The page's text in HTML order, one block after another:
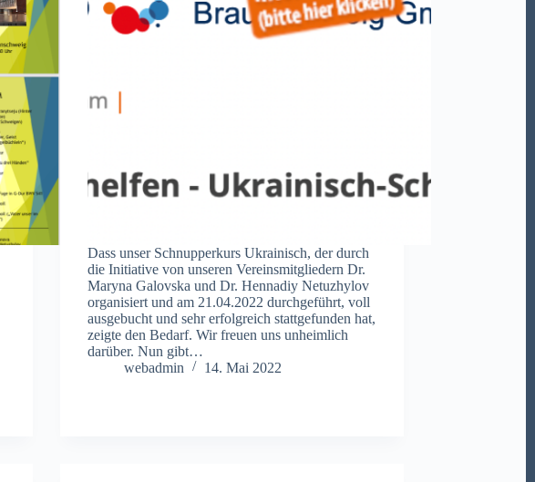
Dass unser Schnupperkurs Ukrainisch, der durch
die Initiative von unseren Vereinsmitgliedern Dr.
Maryna Galovska und Dr. Hennadiy Netuzhylov
organisiert und am 21.04.2022 durchgeführt, voll
ausgebucht und sehr erfolgreich stattgefunden hat,
zeigte den Bedarf. Wir freuen uns unheimlich
darüber. Nun gibt…
webadmin
14. Mai 2022